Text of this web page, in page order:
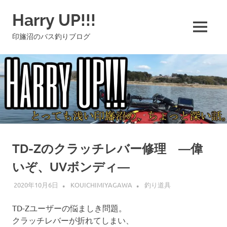
ツ
へ
ス
キ
ッ
プ
Harry UP!!!
印旛沼のバス釣りブログ MENU
TD-Zのクラッチレバー修理 ―偉
いぞ、UVボンディ―
2020年10月6日 KOUICHIMIYAGAWA 釣り道具
TD-Zユーザーの悩ましき問題。
クラッチレバーが折れてしまい、